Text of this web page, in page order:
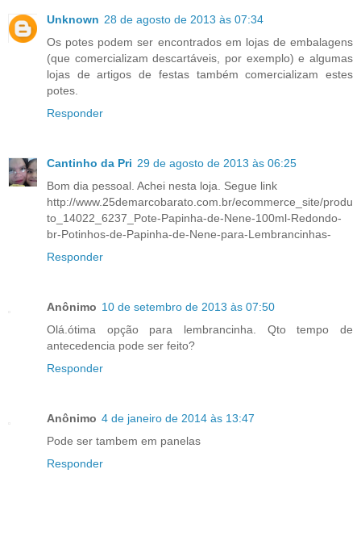
Unknown 28 de agosto de 2013 às 07:34
Os potes podem ser encontrados em lojas de embalagens
(que comercializam descartáveis, por exemplo) e algumas
lojas de artigos de festas também comercializam estes
potes.
Responder
Cantinho da Pri 29 de agosto de 2013 às 06:25
Bom dia pessoal. Achei nesta loja. Segue link
http://www.25demarcobarato.com.br/ecommerce_site/produ
to_14022_6237_Pote-Papinha-de-Nene-100ml-Redondo-
br-Potinhos-de-Papinha-de-Nene-para-Lembrancinhas-
Responder
Anônimo 10 de setembro de 2013 às 07:50
Olá.ótima opção para lembrancinha. Qto tempo de
antecedencia pode ser feito?
Responder
Anônimo 4 de janeiro de 2014 às 13:47
Pode ser tambem em panelas
Responder